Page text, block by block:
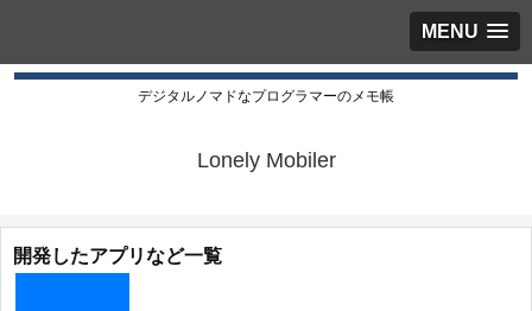
MENU
デジタルノマドなプログラマーのメモ帳
Lonely Mobiler
開発したアプリなど一覧